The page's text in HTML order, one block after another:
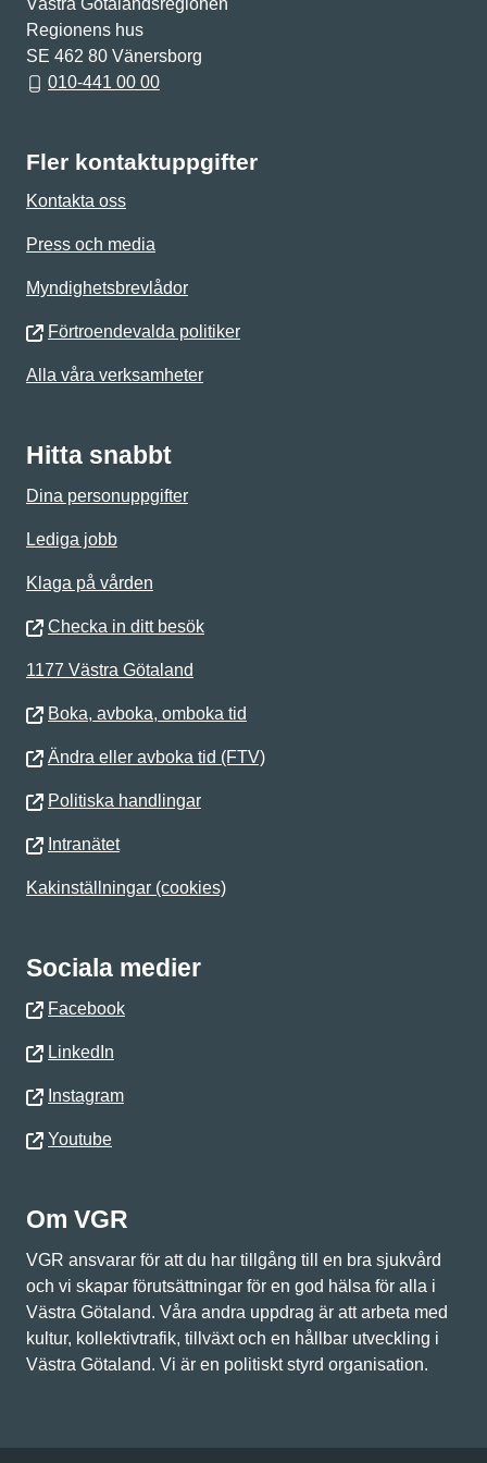
Västra Götalandsregionen
Regionens hus
SE 462 80 Vänersborg
010-441 00 00
Fler kontaktuppgifter
Kontakta oss
Press och media
Myndighetsbrevlådor
Förtroendevalda politiker
Alla våra verksamheter
Hitta snabbt
Dina personuppgifter
Lediga jobb
Klaga på vården
Checka in ditt besök
1177 Västra Götaland
Boka, avboka, omboka tid
Ändra eller avboka tid (FTV)
Politiska handlingar
Intranätet
Kakinställningar (cookies)
Sociala medier
Facebook
LinkedIn
Instagram
Youtube
Om VGR
VGR ansvarar för att du har tillgång till en bra sjukvård
och vi skapar förutsättningar för en god hälsa för alla i
Västra Götaland. Våra andra uppdrag är att arbeta med
kultur, kollektivtrafik, tillväxt och en hållbar utveckling i
Västra Götaland. Vi är en politiskt styrd organisation.